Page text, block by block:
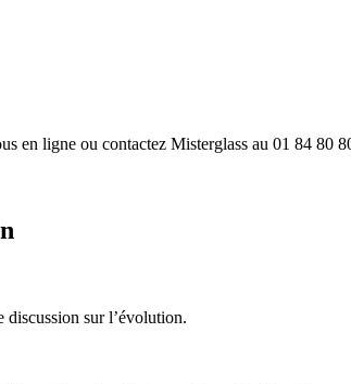
en ligne ou contactez Misterglass au 01 84 80
discussion sur l’évolution.